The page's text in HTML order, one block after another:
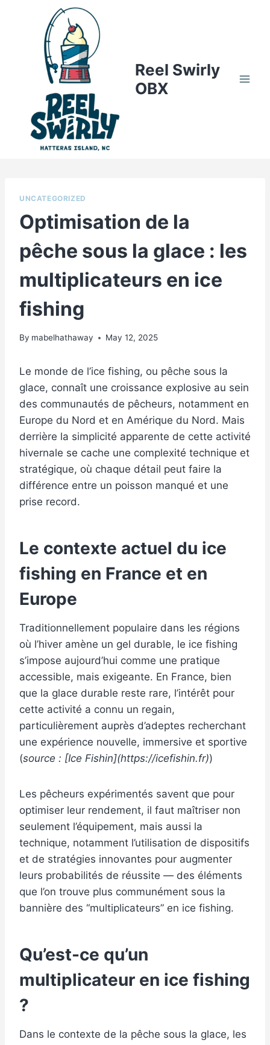
Reel Swirly
OBX
UNCATEGORIZED
Optimisation de la
pêche sous la glace : les
multiplicateurs en ice
fishing
By mabelhathaway May 12, 2025
Le monde de l’ice fishing, ou pêche sous la
glace, connaît une croissance explosive au sein
des communautés de pêcheurs, notamment en
Europe du Nord et en Amérique du Nord. Mais
derrière la simplicité apparente de cette activité
hivernale se cache une complexité technique et
stratégique, où chaque détail peut faire la
différence entre un poisson manqué et une
prise record.
Le contexte actuel du ice
fishing en France et en
Europe
Traditionnellement populaire dans les régions
où l’hiver amène un gel durable, le ice fishing
s’impose aujourd’hui comme une pratique
accessible, mais exigeante. En France, bien
que la glace durable reste rare, l’intérêt pour
cette activité a connu un regain,
particulièrement auprès d’adeptes recherchant
une expérience nouvelle, immersive et sportive
(source : [Ice Fishin](https://icefishin.fr))
Les pêcheurs expérimentés savent que pour
optimiser leur rendement, il faut maîtriser non
seulement l’équipement, mais aussi la
technique, notamment l’utilisation de dispositifs
et de stratégies innovantes pour augmenter
leurs probabilités de réussite — des éléments
que l’on trouve plus communément sous la
bannière des “multiplicateurs” en ice fishing.
Qu’est-ce qu’un
multiplicateur en ice fishing
?
Dans le contexte de la pêche sous la glace, les